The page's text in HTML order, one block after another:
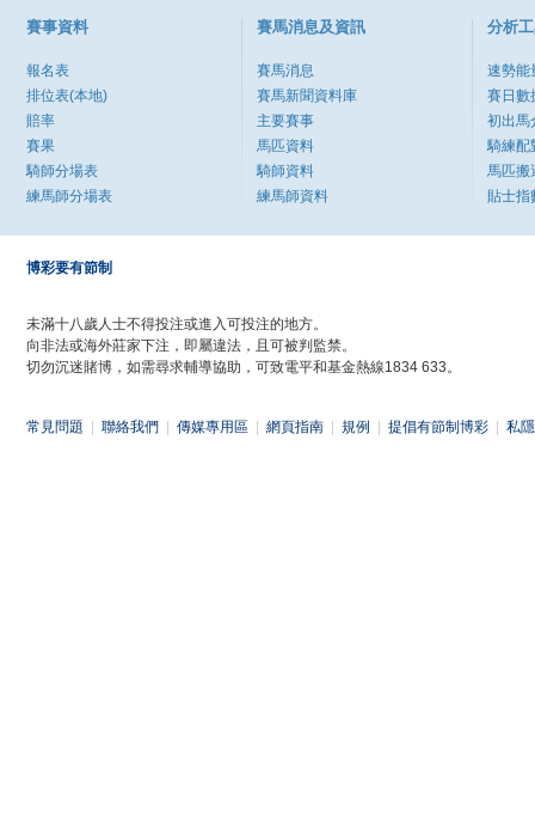
賽事資料
報名表
排位表(本地)
賠率
賽果
騎師分場表
練馬師分場表
賽馬消息及資訊
賽馬消息
賽馬新聞資料庫
主要賽事
馬匹資料
騎師資料
練馬師資料
分析
速勢能
賽日數
初出馬
騎練配
馬匹搬
貼士指
博彩要有節制
未滿十八歲人士不得投注或進入可投注的地方。
向非法或海外莊家下注，即屬違法，且可被判監禁。
切勿沉迷賭博，如需尋求輔導協助，可致電平和基金熱線1834 633。
常見問題 聯絡我們 傳媒專用區 網頁指南 規例 提倡有節制博彩 私